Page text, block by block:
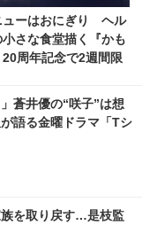
ューはおにぎり ヘル
さな食堂描く『かも
周年記念で2週間限
蒼井優の“咲子”は想
語る金曜ドラマ「Tシ
族を取り戻す…是枝監